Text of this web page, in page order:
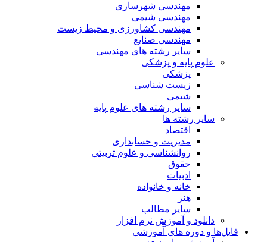
مهندسی شهرسازی
مهندسی شیمی
مهندسی کشاورزی و محیط زیست
مهندسی صنایع
سایر رشته های مهندسی
علوم پایه و پزشکی
پزشکی
زیست شناسی
شیمی
سایر رشته های علوم پایه
سایر رشته ها
اقتصاد
مدیریت و حسابداری
روانشناسی و علوم تربیتی
حقوق
ادبیات
خانه و خانواده
هنر
سایر مطالب
دانلود و آموزش نرم افزار
فایل‌ها و دوره های آموزشی